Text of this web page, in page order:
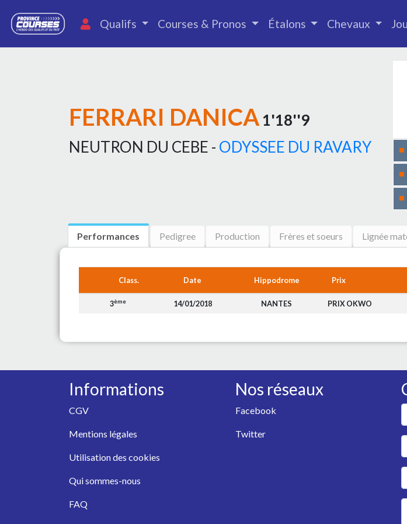
Qualifs Courses & Pronos Étalons Chevaux
FERRARI DANICA 1'18''9
NEUTRON DU CEBE - ODYSSEE DU RAVARY
Performances Pedigree Production Frères et soeurs Lignée
Class. Date Hippodrome Prix
3ème 14/01/2018 NANTES PRIX OKWO
Informations
CGV
Mentions légales
Utilisation des cookies
Qui sommes-nous
FAQ
Nos réseaux
Facebook
Twitter